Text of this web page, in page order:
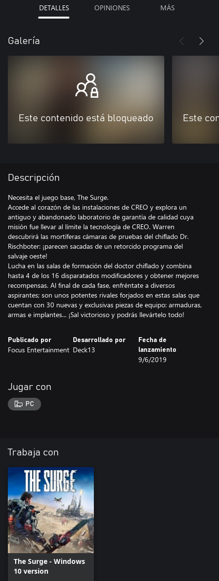
DETALLES OPINIONES MÁS
Galería
Este contenido está bloqueado Este
Descripción
Necesita el juego base, The Surge.
Accede al corazón de las instalaciones de CREO y explora un
antiguo y abandonado laboratorio de garantía de calidad cuya
misión fue llevar al límite la tecnología de CREO. Warren
descubrirá las mortíferas cámaras de pruebas del chiflado Dr.
Rischboter: ¡parecen sacadas de un retorcido programa del
salvaje oeste!
Lucha en las salas de formación del doctor chiflado y combina
hasta 4 de los 16 disparatados modificadores y obtener mejores
recompensas. Al final de cada fase, enfréntate a diversos
aspirantes; son unos potentes rivales forjados en estas salas que
cuentan con 30 nuevas y exclusivas piezas de equipo: armaduras,
armas e implantes... ¡Sal victorioso y podrás llevártelo todo!
Publicado por
Focus Entertainment
Desarrollado por
Deck13
Fecha de
lanzamiento
9/6/2019
Jugar con
PC
Trabaja con
The Surge - Windows
10 version